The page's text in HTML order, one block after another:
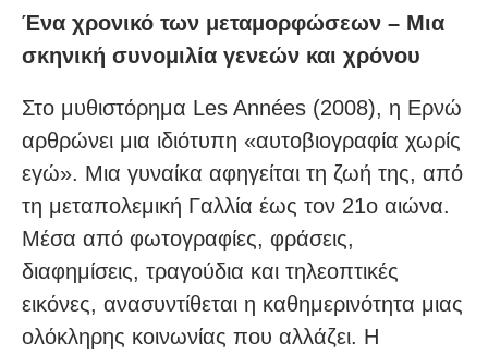
Ένα χρονικό των μεταμορφώσεων – Μια
σκηνική συνομιλία γενεών και χρόνου
Στο μυθιστόρημα Les Années (2008), η Ερνώ
αρθρώνει μια ιδιότυπη «αυτοβιογραφία χωρίς
εγώ». Μια γυναίκα αφηγείται τη ζωή της, από
τη μεταπολεμική Γαλλία έως τον 21ο αιώνα.
Μέσα από φωτογραφίες, φράσεις,
διαφημίσεις, τραγούδια και τηλεοπτικές
εικόνες, ανασυντίθεται η καθημερινότητα μιας
ολόκληρης κοινωνίας που αλλάζει. Η